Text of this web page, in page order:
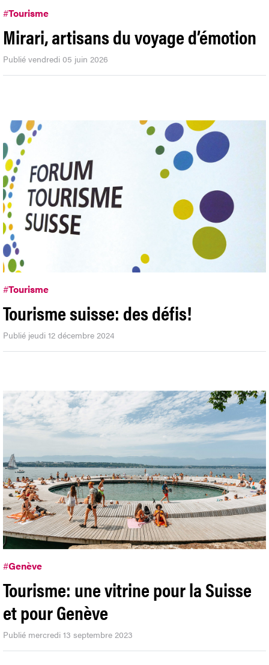
#Tourisme
Mirari, artisans du voyage d’émotion
Publié vendredi 05 juin 2026
#Tourisme
Tourisme suisse: des défis!
Publié jeudi 12 décembre 2024
#Genève
Tourisme: une vitrine pour la Suisse
et pour Genève
Publié mercredi 13 septembre 2023